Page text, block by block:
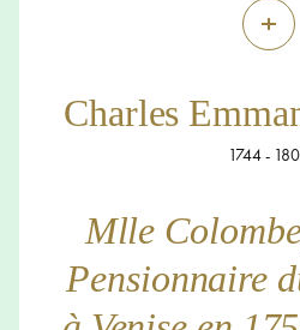
+
Charles
1744 -
Mlle
Pensionnaire